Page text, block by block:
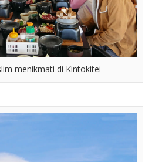
menikmati di Kintokitei